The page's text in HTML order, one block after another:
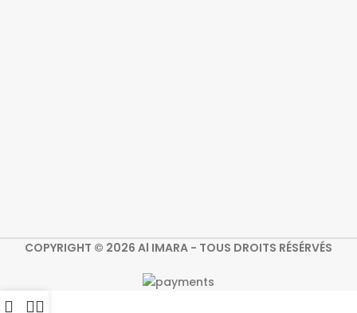
COPYRIGHT © 2026 Al IMARA - TOUS DROITS RÉSÉRVÉS